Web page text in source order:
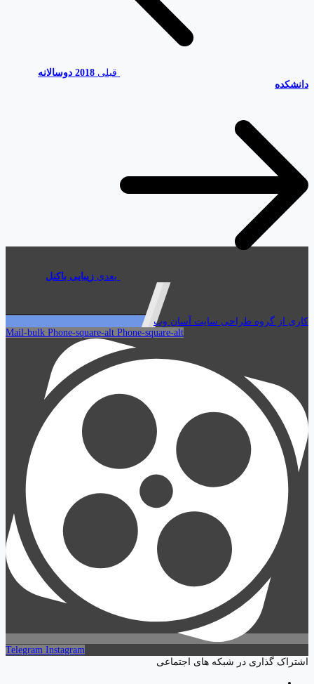
قبلی
2018 دوسالانه
دانشکده
بعدی زیبایی باکنل
کاری از گروه طراحی سایت آسان وب
Mail-bulk Phone-square-alt Phone-square-alt
Telegram Instagram
اشتراک گذاری در شبکه های اجتماعی